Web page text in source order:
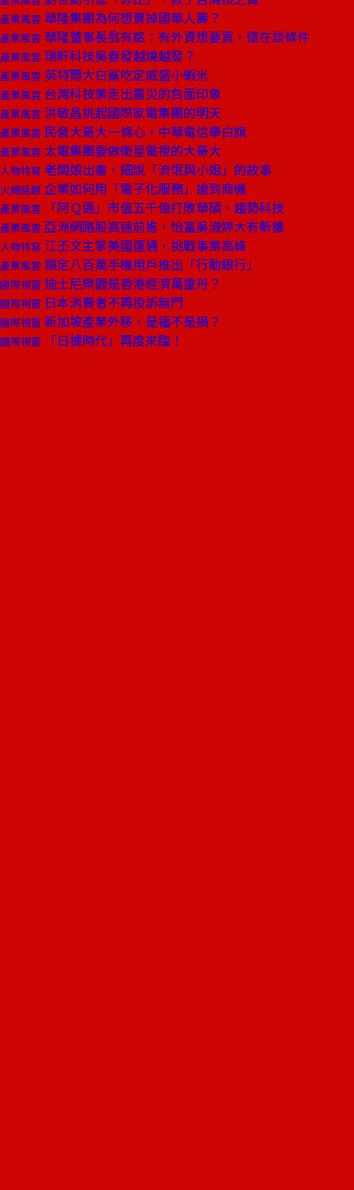
產業風雲 華隆集團為何想賣掉國華人壽？
產業風雲 華隆董事長翁有銘：有外資想要買，還在談條件
產業風雲 瑞軒科技吳春發越燒越發？
產業風雲 英特爾大白鯊吃定威盛小蝦米
產業風雲 台灣科技業走出震災的負面印象
產業風雲 洪敏昌挑起國際家電集團的明天
產業風雲 民營大哥大一條心，中華電信舉白旗
產業風雲 太電集團要做衛星電視的大哥大
人物特寫 老闆娘出書，細說「流氓與小姐」的故事
火線話題 企業如何用「電子化服務」搶到商機
產業風雲 「阿Ｑ邁」市值五千億打敗華碩、趨勢科技
產業風雲 亞洲網路股高速前進，怡富吳淑婷大有斬獲
人物特寫 江丕文主掌美國運通，挑戰事業高峰
產業風雲 鎖定八百萬手機用戶推出「行動銀行」
國際視窗 迪士尼樂園是香港經濟萬靈丹？
國際視窗 日本消費者不再投訴無門
國際視窗 新加坡產業外移，是福不是禍？
國際視窗 「日據時代」再度來臨！